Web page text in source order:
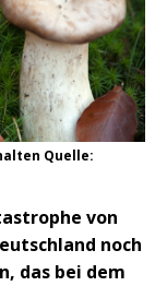
Quelle:
von
noch
das bei dem